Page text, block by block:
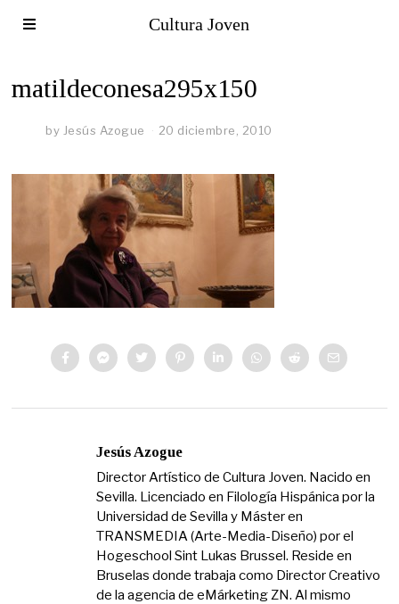
Cultura Joven
matildeconesa295x150
by Jesús Azogue 20 diciembre, 2010
Jesús Azogue
Director Artístico de Cultura Joven. Nacido en
Sevilla. Licenciado en Filología Hispánica por la
Universidad de Sevilla y Máster en
TRANSMEDIA (Arte-Media-Diseño) por el
Hogeschool Sint Lukas Brussel. Reside en
Bruselas donde trabaja como Director Creativo
de la agencia de eMárketing ZN. Al mismo